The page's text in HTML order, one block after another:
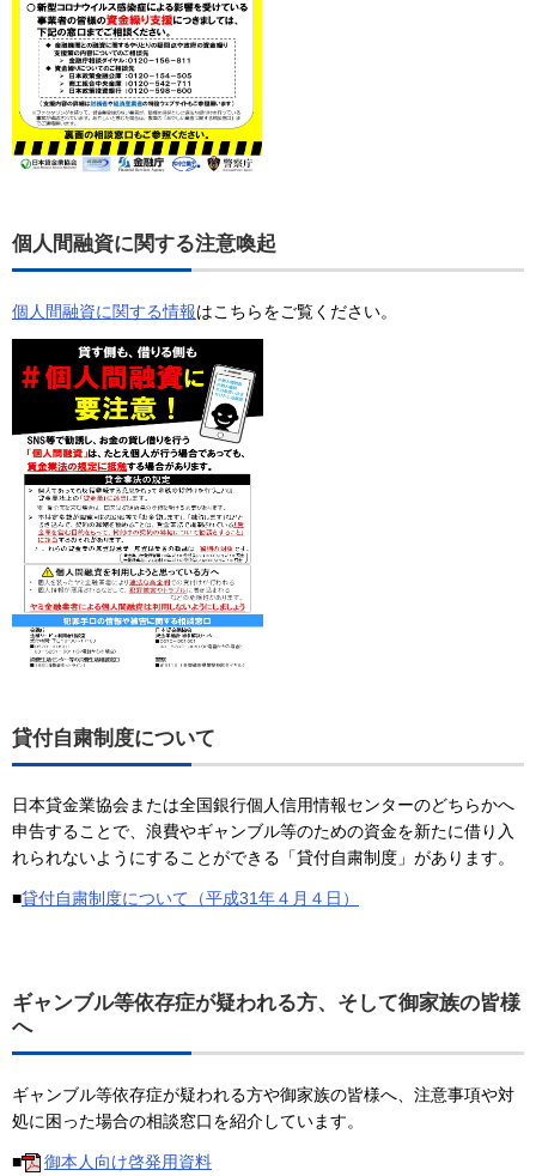
個人間融資に関する注意喚起
個人間融資に関する情報はこちらをご覧ください。
貸付自粛制度について
日本貸金業協会または全国銀行個人信用情報センターのどちらかへ
申告することで、浪費やギャンブル等のための資金を新たに借り入
れられないようにすることができる「貸付自粛制度」があります。
■貸付自粛制度について（平成31年４月４日）
ギャンブル等依存症が疑われる方、そして御家族の皆様
へ
ギャンブル等依存症が疑われる方や御家族の皆様へ、注意事項や対
処に困った場合の相談窓口を紹介しています。
■
御本人向け啓発用資料